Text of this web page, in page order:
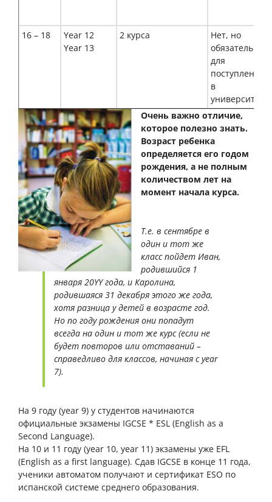
16 – 18
Year 12
Year 13
2 курса
Нет, но
обязательный
для
поступления
в
университет
Очень важно отличие,
которое полезно знать.
Возраст ребенка
определяется его годом
рождения, а не полным
количеством лет на
момент начала курса.
Т.е. в сентябре в
один и тот же
класс пойдет Иван,
родившийся 1
января 20YY года, и Каролина,
родившаяся 31 декабря этого же года,
хотя разница у детей в возрасте год.
Но по году рождения они попадут
всегда на один и тот же курс (если не
будет повторов или отставаний –
справедливо для классов, начиная с year
7).
На 9 году (year 9) у студентов начинаются
официальные экзамены IGCSE * ESL (English as a
Second Language).
На 10 и 11 году (year 10, year 11) экзамены уже EFL
(English as a first language). Сдав IGCSE в конце 11 года,
ученики автоматом получают и сертификат ESO по
испанской системе среднего образования.